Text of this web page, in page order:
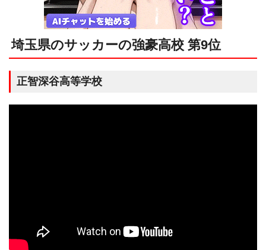
埼玉県のサッカーの強豪高校 第9位
正智深谷高等学校